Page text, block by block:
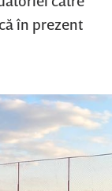
în prezent